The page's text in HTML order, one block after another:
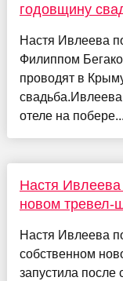
годовщину
Настя Ивлеева
Филиппом
проводят в
отеле на побере...
Настя
новом тревел-
Настя Ивлеева
собственном
запустила после